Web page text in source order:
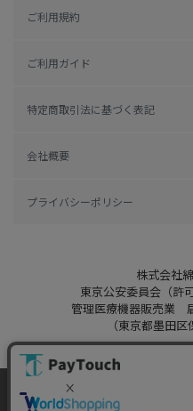
ご利用規約
ご利用ガイド
特定商取引法に基づく表記
会社概要
プライバシーポリシー
株式会社
東京公安委員会（許
管理医療機器販売業
（東京都墨田
当ウェブサイトでは、お客様